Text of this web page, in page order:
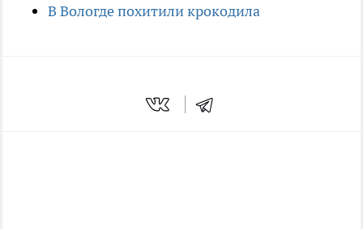
В Вологде похитили крокодила